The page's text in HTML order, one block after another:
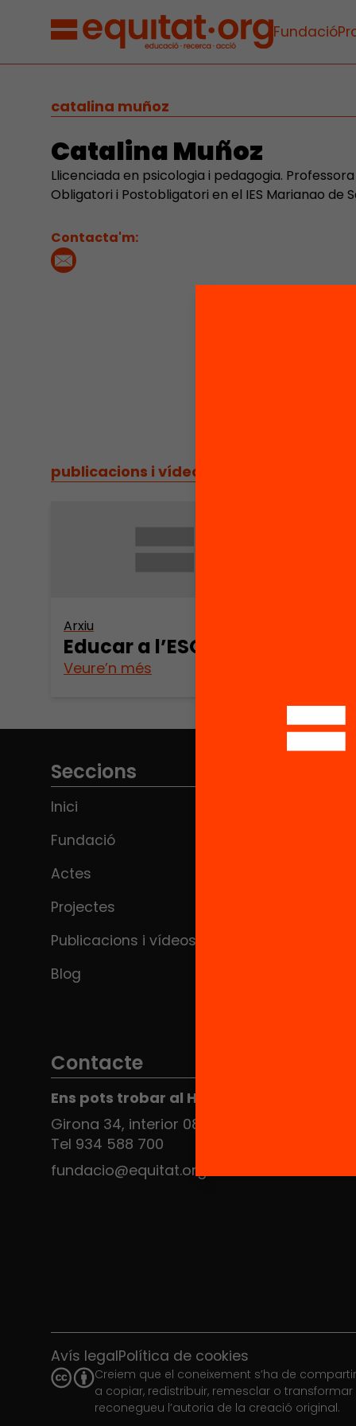
Fundació
catalina muñoz
Catalina Muñoz
Llicenciada en psicologia i pedagogia.
Obligatori i Postobligatori en el IES Marianao de
Contacta'm:
publicacions i vídeos
Arxiu
Educar a l’ESO
Veure’n més
Seccions
Inici
Fundació
Actes
Projectes
Publicacions i vídeos
Blog
Contacte
Ens pots trobar al Hub Social
Girona 34, interior 08010 Barcelona
Tel 934 588 700
fundacio@equitat.org
Avís legalPolítica de cookies
Creiem que el coneixement s’ha de
a copiar, redistribuir, remesclar o
reconegueu l’autoria de la creació original.